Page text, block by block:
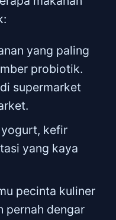
yang paling
probiotik.
supermarket
kefir
yang kaya
pecinta kuliner
pernah dengar